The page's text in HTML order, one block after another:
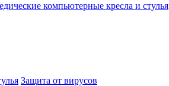
компьютерные кресла и стулья
Защита от вирусов